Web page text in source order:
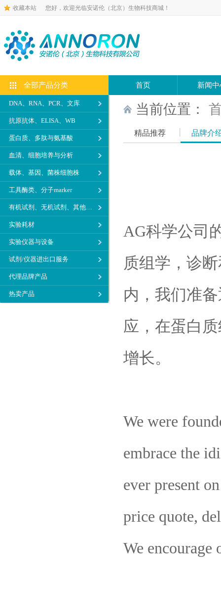
收藏本站 您好，欢迎光临安诺伦（北京）生物科技商城！
全部产品分类
DNA、RNA、PCR、文库
抗原抗体、ELISA、WB
蛋白质、多肽与氨基酸
血清、细胞培养与分析
载体、基因、菌株细胞株
工具酶类、分子marker
有机试剂、无机试剂、其他生化试剂
实验耗材
实验仪器与设备
试剂/仪器进出口服务
代理品牌产品
热卖产品
首页 新闻中
当前位置：
精品推荐 品牌介
AG科学公司
质组学，诊
内，我们准
应，在蛋白
增长。
We were
embrace the
ever present
price quote,
We encourage